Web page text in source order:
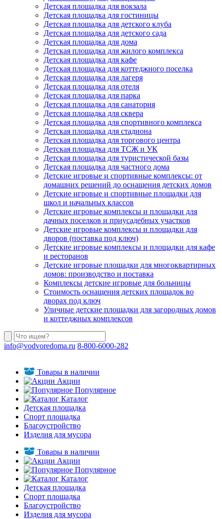
Детская площадка для вокзала
Детская площадка для гостиницы
Детская площадка для детского клуба
Детская площадка для детского сада
Детская площадка для дома
Детская площадка для жилого комплекса
Детская площадка для кафе
Детская площадка для коттеджного поселка
Детская площадка для лагеря
Детская площадка для отеля
Детская площадка для парка
Детская площадка для санатория
Детская площадка для сквера
Детская площадка для спортивного комплекса
Детская площадка для стадиона
Детская площадка для торгового центра
Детская площадка для ТСЖ и УК
Детская площадка для туристической базы
Детская площадка для частного дома
Детские игровые и спортивные комплексы: от
домашних решений до оснащения детских домов
Детские игровые и спортивные площадки для
школ и начальных классов
Детские игровые комплексы и площадки для
дачных поселков и приусадебных участков
Детские игровые комплексы и площадки для
дворов (поставка под ключ)
Детские игровые комплексы и площадки для кафе
и ресторанов
Детские игровые площадки для многоквартирных
домов: производство и поставка
Комплексы детские игровые для больницы
Стоимость оснащения детских площадок во
дворах под ключ
Уличные детские площадки для загородных домов
и коттеджных комплексов
info@vodvoredoma.ru 8-800-6000-282
Товары в наличии
Акции
Популярное
Каталог
Детская площадка
Спорт площадка
Благоустройство
Изделия для мусора
Товары в наличии
Акции
Популярное
Каталог
Детская площадка
Спорт площадка
Благоустройство
Изделия для мусора